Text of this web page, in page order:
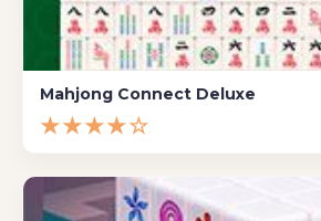
Mahjong Connect Deluxe
★★★★☆